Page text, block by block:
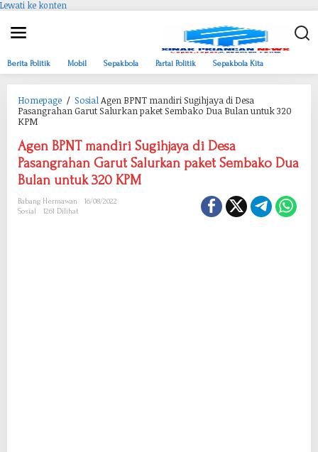
Lewati ke konten
Berita Politik Mobil Sepakbola Partai Politik Sepakbola Kita
Homepage / SosialAgen BPNT mandiri Sugihjaya di Desa
Pasangrahan Garut Salurkan paket Sembako Dua Bulan untuk 320
KPM
Agen BPNT mandiri Sugihjaya di Desa
Pasangrahan Garut Salurkan paket Sembako Dua
Bulan untuk 320 KPM
Babang Hermawan
16/08/2022
Sosial
1261 Dilihat